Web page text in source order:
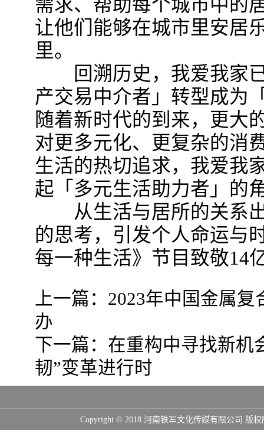
需求、帮助每个城市中的
让他们能够在城市里安居
里。
回溯历史，我爱我家已
产交易中介者」转型成为
随着新时代的到来，更大
对更多元化、更复杂的消
生活的热切追求，我爱我
起「多元生活助力者」的
从生活与居所的关系出
的思考，引发个人命运与
每一种生活》节目致敬14
上一篇： 2023年中国金属
办
下一篇： 在重构中寻找新机
韧”变革进行时
Copyright © 2018 河南铁军文化传媒有限公司 版